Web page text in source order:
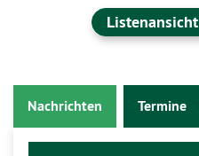
Listenansicht
Nachrichten Termine